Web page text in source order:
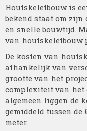
Houtskeletbouw is
bekend staat om
en snelle bouwtijd.
van houtskeletbouw
De kosten van
afhankelijk van
grootte van het
complexiteit van het
algemeen liggen de
gemiddeld tussen de
meter.